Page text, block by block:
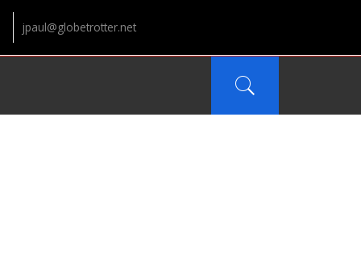
jpaul@globetrotter.net